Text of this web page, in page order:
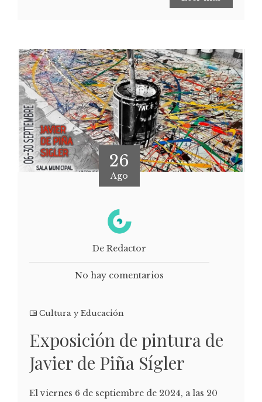
26
Ago
De Redactor
No hay comentarios
Cultura y Educación
Exposición de pintura de
Javier de Piña Sígler
El viernes 6 de septiembre de 2024, a las 20